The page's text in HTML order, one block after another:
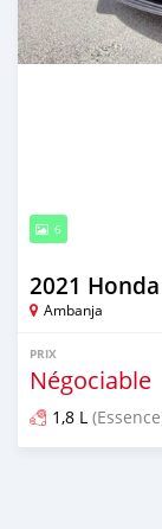
6
2021 Honda
Ambanja
PRIX
Négociable
1,8 L